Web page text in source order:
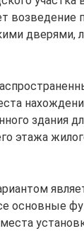
возведение
здания
этажа
основные